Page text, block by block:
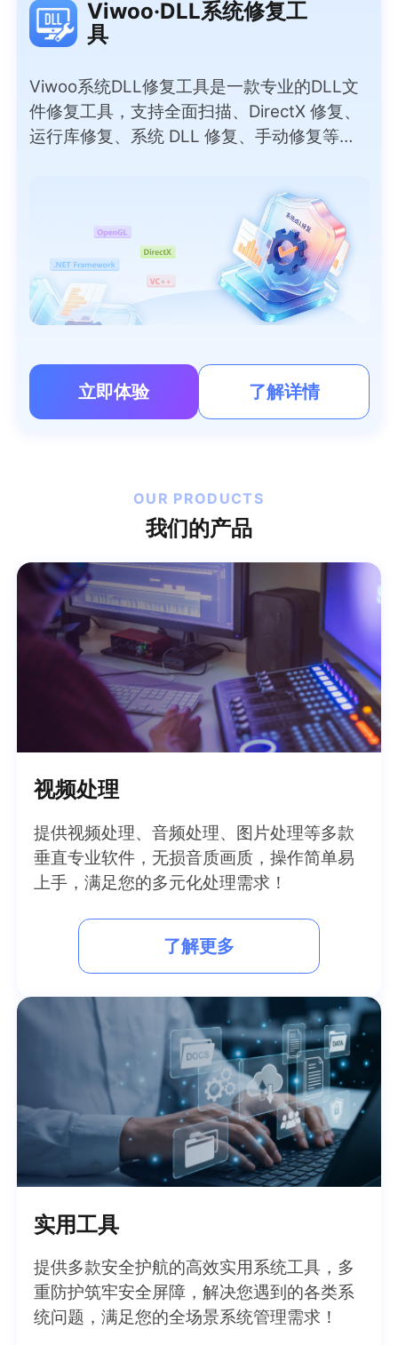
Viwoo·DLL系统修复工
具
Viwoo系统DLL修复工具是一款专业的DLL文
件修复工具，支持全面扫描、DirectX 修复、
运行库修复、系统 DLL 修复、手动修复等实
业技术，小白也能一键操作，覆盖上千种常见
DLL文件，安全无捆绑，快速恢复电脑正常运
行。
立即体验 了解详情
OUR PRODUCTS
我们的产品
视频处理
提供视频处理、音频处理、图片处理等多款
垂直专业软件，无损音质画质，操作简单易
上手，满足您的多元化处理需求！
了解更多
实用工具
提供多款安全护航的高效实用系统工具，多
重防护筑牢安全屏障，解决您遇到的各类系
统问题，满足您的全场景系统管理需求！